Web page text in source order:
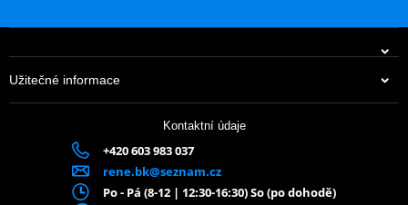
Užitečné informace
Kontaktní údaje
+420 603 983 037
rene.bk@seznam.cz
Po - Pá (8-12 | 12:30-16:30) So (po dohodě)